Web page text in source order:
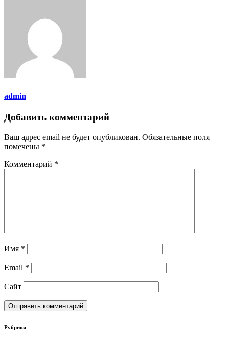
admin
Добавить комментарий
Ваш адрес email не будет опубликован. Обязательные поля
помечены *
Комментарий *
Имя *
Email *
Сайт
Рубрики